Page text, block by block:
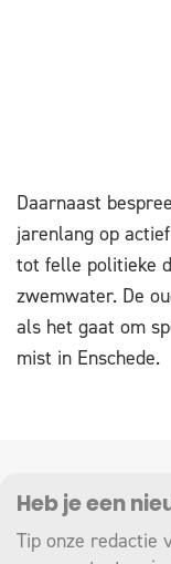
Daarnaast
jarenlang op
tot felle politieke
zwemwater. De
als het gaat om
mist in Enschede.
Heb je een
Tip onze redactie